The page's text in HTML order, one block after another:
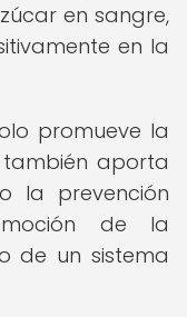
en sangre,
en la
promueve la
aporta
la prevención
de la
de un sistema